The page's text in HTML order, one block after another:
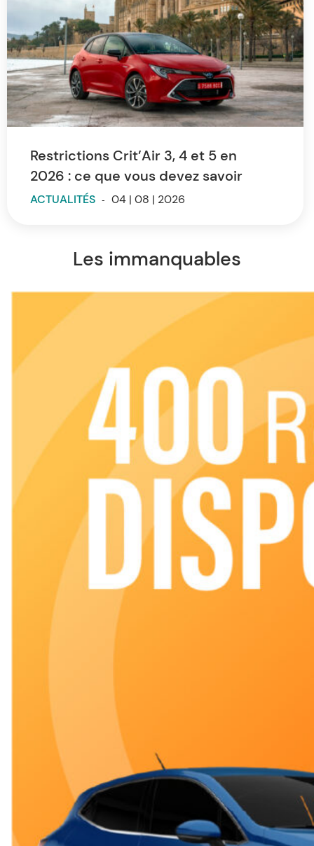
Restrictions Crit’Air 3, 4 et 5 en
2026 : ce que vous devez savoir
ACTUALITÉS - 04 | 08 | 2026
Les immanquables